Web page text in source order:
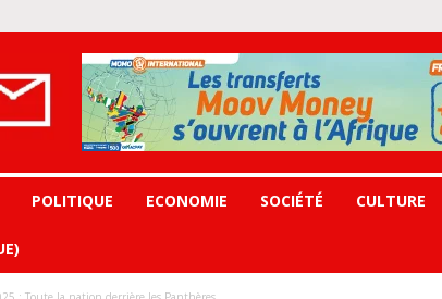
POLITIQUE ECONOMIE SOCIÉTÉ CULTURE